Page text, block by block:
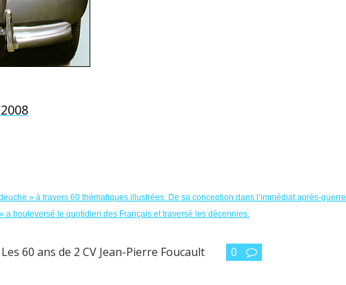
» à travers 60 thématiques illustrées. De sa conception dans l’immédiat après-guerre
a bouleversé le quotidien des Français et traversé les décennies.
Les 60 ans de 2 CV Jean-Pierre Foucault 0